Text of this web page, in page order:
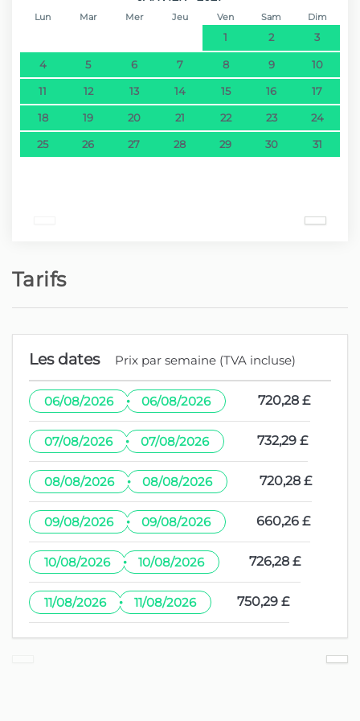
Lun Mar Mer Jeu Ven Sam Dim
1 2 3
4 5 6 7 8 9 10
11 12 13 14 15 16 17
18 19 20 21 22 23 24
25 26 27 28 29 30 31
Tarifs
Les dates Prix par semaine (TVA incluse)
06/08/2026 · 06/08/2026 720,28 £
07/08/2026 · 07/08/2026 732,29 £
08/08/2026 · 08/08/2026 720,28 £
09/08/2026 · 09/08/2026 660,26 £
10/08/2026 · 10/08/2026 726,28 £
11/08/2026 · 11/08/2026 750,29 £